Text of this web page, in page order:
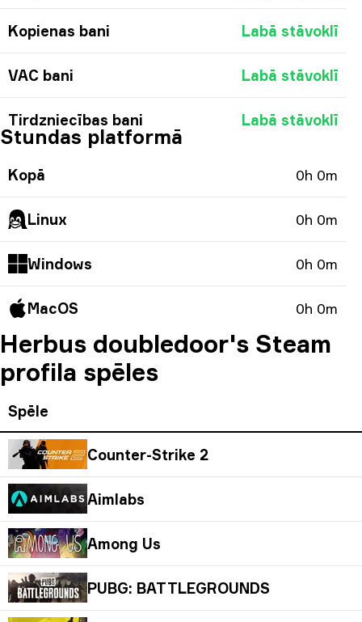
Kopienas bani Labā stāvoklī
VAC bani Labā stāvoklī
Tirdzniecības bani Labā stāvoklī
Stundas platformā
Kopā 0h 0m
Linux 0h 0m
Windows 0h 0m
MacOS 0h 0m
Herbus doubledoor's Steam
profila spēles
Spēle
Counter-Strike 2
Aimlabs
Among Us
PUBG: BATTLEGROUNDS